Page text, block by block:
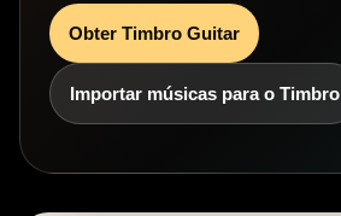
Obter Timbro Guitar
Importar músicas para o Timbro